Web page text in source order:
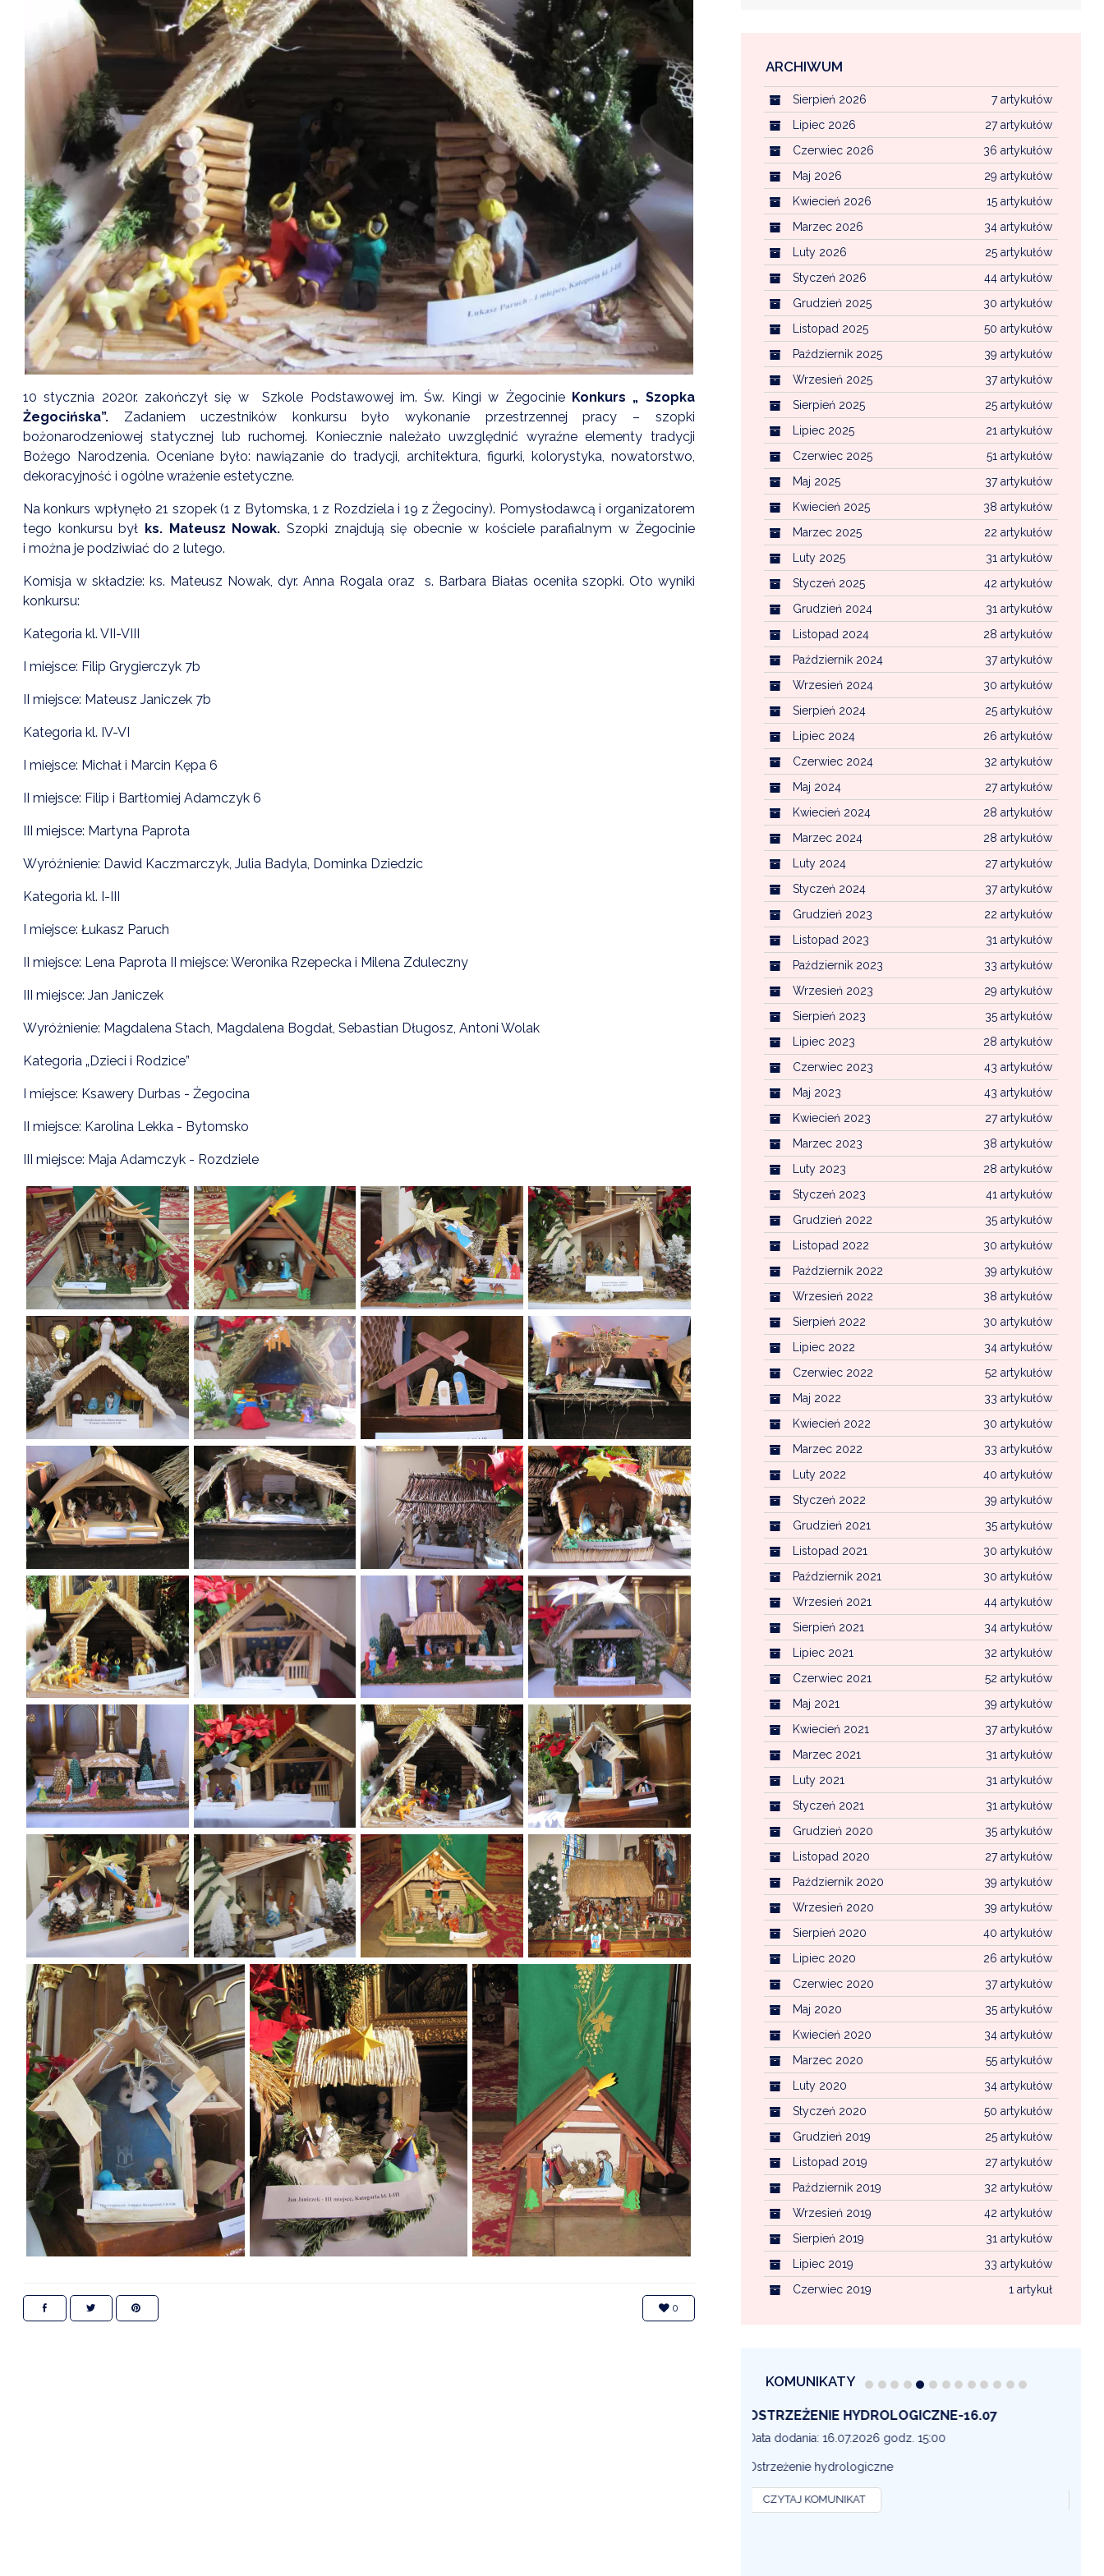
ZDROWIE
ROLNICTWO
CZYSTE POWIETRZE EKOINTERWENCJA
WFOŚ CZYSTE POWIETRZE
CENTRALNA EWIDENCJA EMISYJNOŚCI
GOSPODARKA ODPADAMI KOMUNALNYMI
KOMUNIKACJA
PRZYDATNE STRONY
10 stycznia 2020r. zakończył się w Szkole Podstawowej im. Św. Kingi w Żegocinie Konkurs „ Szopka
Żegocińska”. Zadaniem uczestników konkursu było wykonanie przestrzennej pracy – szopki
bożonarodzeniowej statycznej lub ruchomej. Koniecznie należało uwzględnić wyraźne elementy tradycji
Bożego Narodzenia. Oceniane było: nawiązanie do tradycji, architektura, figurki, kolorystyka, nowatorstwo,
dekoracyjność i ogólne wrażenie estetyczne.
Na konkurs wpłynęło 21 szopek (1 z Bytomska, 1 z Rozdziela i 19 z Żegociny). Pomysłodawcą i organizatorem
tego konkursu był ks. Mateusz Nowak.Szopki znajdują się obecnie w kościele parafialnym w Żegocinie
i można je podziwiać do 2 lutego.
Komisja w składzie: ks. Mateusz Nowak, dyr. Anna Rogala oraz s. Barbara Białas oceniła szopki. Oto wyniki
konkursu:
Kategoria kl. VII-VIII
I miejsce: Filip Grygierczyk 7b
II miejsce: Mateusz Janiczek 7b
Kategoria kl. IV-VI
I miejsce: Michał i Marcin Kępa 6
II miejsce: Filip i Bartłomiej Adamczyk 6
III miejsce: Martyna Paprota
Wyróżnienie: Dawid Kaczmarczyk, Julia Badyla, Dominka Dziedzic
Kategoria kl. I-III
I miejsce: Łukasz Paruch
II miejsce: Lena Paprota II miejsce: Weronika Rzepecka i Milena Zduleczny
III miejsce: Jan Janiczek
Wyróżnienie: Magdalena Stach, Magdalena Bogdał, Sebastian Długosz, Antoni Wolak
Kategoria „Dzieci i Rodzice”
I miejsce: Ksawery Durbas - Żegocina
II miejsce: Karolina Lekka - Bytomsko
III miejsce: Maja Adamczyk - Rozdziele
0
ARCHIWUM
7 artykułów
Sierpień 2026
27 artykułów
Lipiec 2026
36 artykułów
Czerwiec 2026
29 artykułów
Maj 2026
15 artykułów
Kwiecień 2026
34 artykułów
Marzec 2026
25 artykułów
Luty 2026
44 artykułów
Styczeń 2026
30 artykułów
Grudzień 2025
50 artykułów
Listopad 2025
39 artykułów
Październik 2025
37 artykułów
Wrzesień 2025
25 artykułów
Sierpień 2025
21 artykułów
Lipiec 2025
51 artykułów
Czerwiec 2025
37 artykułów
Maj 2025
38 artykułów
Kwiecień 2025
22 artykułów
Marzec 2025
31 artykułów
Luty 2025
42 artykułów
Styczeń 2025
31 artykułów
Grudzień 2024
28 artykułów
Listopad 2024
37 artykułów
Październik 2024
30 artykułów
Wrzesień 2024
25 artykułów
Sierpień 2024
26 artykułów
Lipiec 2024
32 artykułów
Czerwiec 2024
27 artykułów
Maj 2024
28 artykułów
Kwiecień 2024
28 artykułów
Marzec 2024
27 artykułów
Luty 2024
37 artykułów
Styczeń 2024
22 artykułów
Grudzień 2023
31 artykułów
Listopad 2023
33 artykułów
Październik 2023
29 artykułów
Wrzesień 2023
35 artykułów
Sierpień 2023
28 artykułów
Lipiec 2023
43 artykułów
Czerwiec 2023
43 artykułów
Maj 2023
27 artykułów
Kwiecień 2023
38 artykułów
Marzec 2023
28 artykułów
Luty 2023
41 artykułów
Styczeń 2023
35 artykułów
Grudzień 2022
30 artykułów
Listopad 2022
39 artykułów
Październik 2022
38 artykułów
Wrzesień 2022
30 artykułów
Sierpień 2022
34 artykułów
Lipiec 2022
52 artykułów
Czerwiec 2022
33 artykułów
Maj 2022
30 artykułów
Kwiecień 2022
33 artykułów
Marzec 2022
40 artykułów
Luty 2022
39 artykułów
Styczeń 2022
35 artykułów
Grudzień 2021
30 artykułów
Listopad 2021
30 artykułów
Październik 2021
44 artykułów
Wrzesień 2021
34 artykułów
Sierpień 2021
32 artykułów
Lipiec 2021
52 artykułów
Czerwiec 2021
39 artykułów
Maj 2021
37 artykułów
Kwiecień 2021
31 artykułów
Marzec 2021
31 artykułów
Luty 2021
31 artykułów
Styczeń 2021
35 artykułów
Grudzień 2020
27 artykułów
Listopad 2020
39 artykułów
Październik 2020
39 artykułów
Wrzesień 2020
40 artykułów
Sierpień 2020
26 artykułów
Lipiec 2020
37 artykułów
Czerwiec 2020
35 artykułów
Maj 2020
34 artykułów
Kwiecień 2020
55 artykułów
Marzec 2020
34 artykułów
Luty 2020
50 artykułów
Styczeń 2020
25 artykułów
Grudzień 2019
27 artykułów
Listopad 2019
32 artykułów
Październik 2019
42 artykułów
Wrzesień 2019
31 artykułów
Sierpień 2019
33 artykułów
Lipiec 2019
1 artykuł
Czerwiec 2019
KOMUNIKATY
OSTRZEŻENIE METEOROLOGICZNE 16-07
Data dodania: 16.07.2026 godz. 14:30
OSTRZEŻENIE METEOROLOGICZNE
CZYTAJ KOMUNIKAT